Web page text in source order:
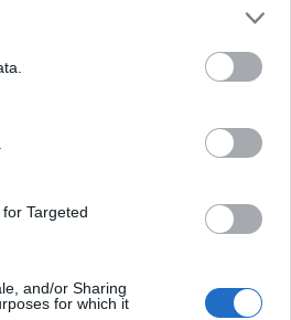
Targeted
and/or Sharing
for which it
στη Γαλλία
μπορούν να
|